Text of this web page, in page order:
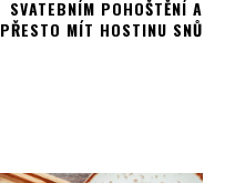
SVATEBNÍM POHOŠTĚNÍ A
PŘESTO MÍT HOSTINU SNŮ